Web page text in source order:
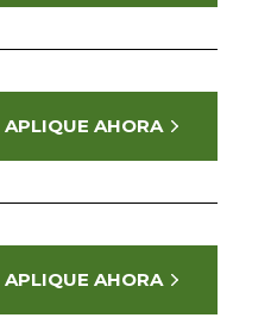
APLIQUE AHORA
APLIQUE AHORA